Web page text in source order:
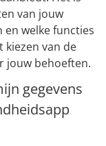
van jouw
welke functies
van de
jouw behoeften.
gegevens